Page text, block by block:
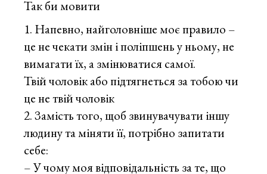
Так би мовити
Напевно, найголовніше моє правило –
це не чекати змін і поліпшень у ньому, не
вимагати їх, а змінюватися самої.
Твій чоловік або підтягнеться за тобою чи
це не твій чоловік
Замість того, щоб звинувачувати іншу
людину та міняти її, потрібно запитати
себе:
– У чому моя відповідальність за те, що